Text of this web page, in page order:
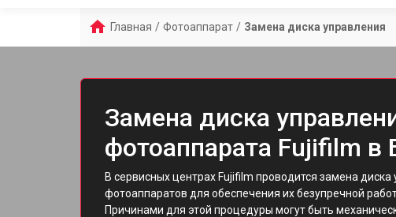
Главная / Фотоаппарат / Замена диска управления
Замена диска
фотоаппарата Fujifilm в
В сервисных центрах Fujifilm проводится замена диска
фотоаппаратов для обеспечения их безупречной
Причинами для этой процедуры могут быть